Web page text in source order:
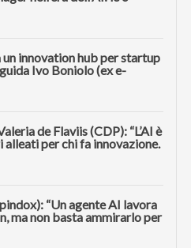
un innovation hub per startup
Ivo Boniolo (ex e-
de Flaviis (CDP): “L’AI è
alleati per chi fa innovazione.
“Un agente AI lavora
ma non basta ammirarlo per